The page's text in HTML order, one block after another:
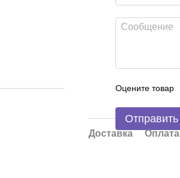
Оцените товар
Отправить
Доставка Оплата